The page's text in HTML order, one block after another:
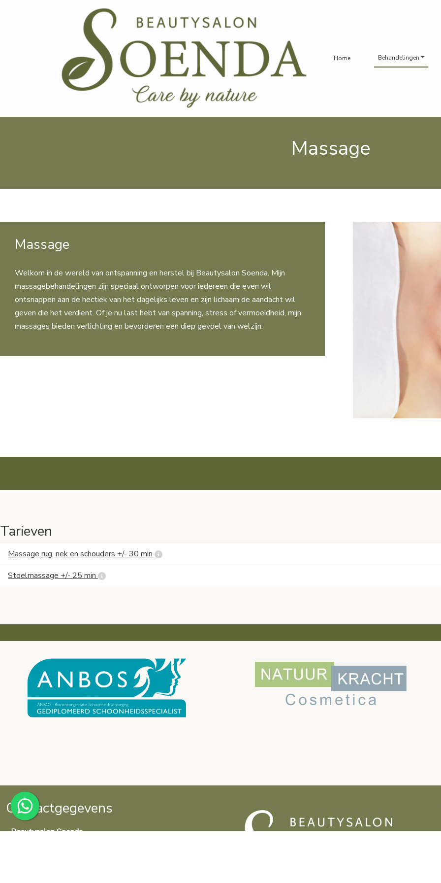
Home Behandelingen
Massage
Massage
Welkom in de wereld van ontspanning en herstel bij Beautysalon Soenda. Mijn
massagebehandelingen zijn speciaal ontworpen voor iedereen die even wil
ontsnappen aan de hectiek van het dagelijks leven en zijn lichaam de aandacht wil
geven die het verdient. Of je nu last hebt van spanning, stress of vermoeidheid, mijn
massages bieden verlichting en bevorderen een diep gevoel van welzijn.
Tarieven
Massage rug, nek en schouders +/- 30 min
Stoelmassage +/- 25 min
Contactgegevens
Beautysalon Soenda